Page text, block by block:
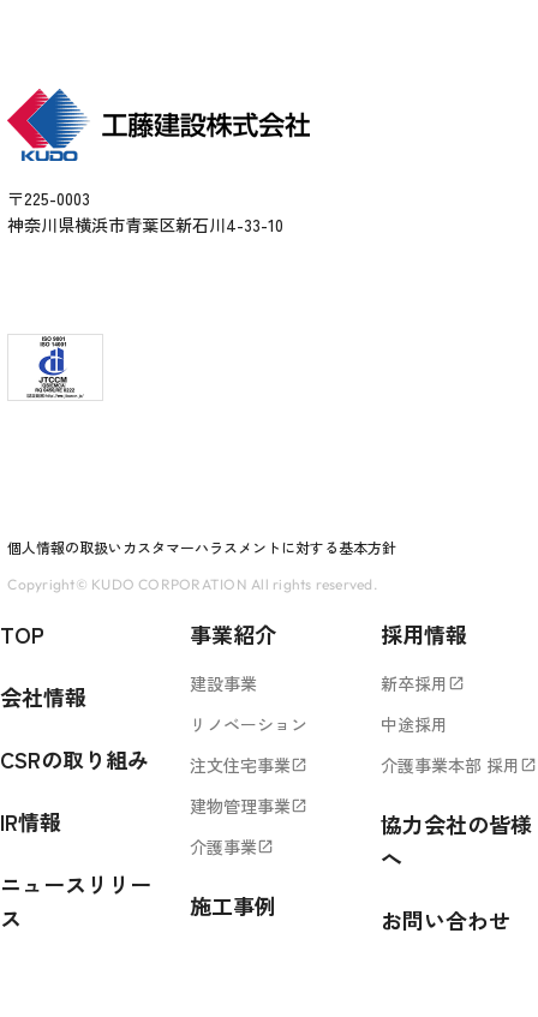
〒225-0003
神奈川県横浜市青葉区新石川4-33-10
個人情報の取扱いカスタマーハラスメントに対する基本方針
Copyright© KUDO CORPORATION All rights reserved.
TOP
会社情報
CSRの取り組み
IR情報
ニュースリリー
ス
事業紹介
建設事業
リノベーション
注文住宅事業 open_in_new
建物管理事業 open_in_new
介護事業 open_in_new
施工事例
採用情報
新卒採用 open_in_new
中途採用
介護事業本部 採用 open_in_new
協力会社の皆様
へ
お問い合わせ